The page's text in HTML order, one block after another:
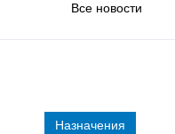
Все новости
Назначения